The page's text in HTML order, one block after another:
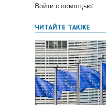
Войти с помощью: